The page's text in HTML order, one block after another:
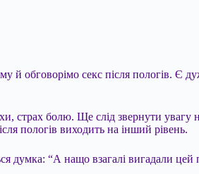
обговорімо секс після пологів. Є
страх болю. Ще слід звернути увагу
пологів виходить на інший рівень.
думка: “А нащо взагалі вигадали